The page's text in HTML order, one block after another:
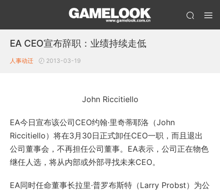
EA CEO宣布辞职：业绩持续走低
人事动迁 2013-03-19
John Riccitiello
EA今日宣布该公司CEO约翰·里奇蒂耶洛（John
Riccitiello）将在3月30日正式卸任CEO一职，而且退出
公司董事会，不再担任公司董事。EA表示，公司正在物色
继任人选，将从内部或外部寻找未来CEO。
EA同时任命董事长拉里·普罗布斯特（Larry Probst）为公